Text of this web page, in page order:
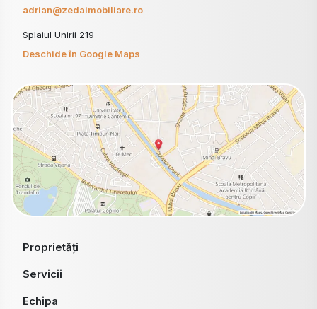
adrian@zedaimobiliare.ro
Splaiul Unirii 219
Deschide în Google Maps
Proprietăți
Servicii
Echipa